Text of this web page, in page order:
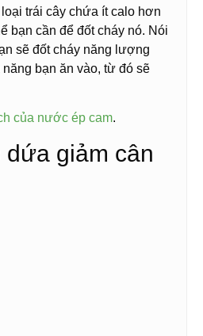
trái cây chứa ít calo hơn
bạn cần để đốt cháy nó. Nói
sẽ đốt cháy năng lượng
bạn ăn vào, từ đó sẽ
của nước ép cam.
giảm cân